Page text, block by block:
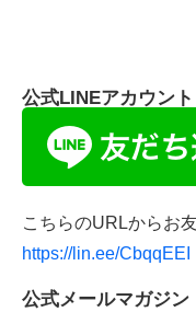
公式LINEアカウント
こちらのURLからお
https://lin.ee/CbqqEEI
公式メールマガジン